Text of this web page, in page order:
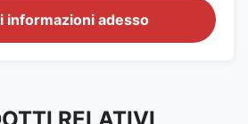
informazioni adesso